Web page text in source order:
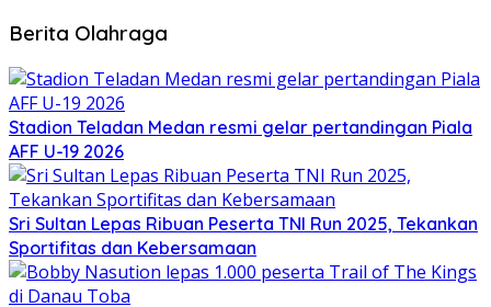
Berita Olahraga
Stadion Teladan Medan resmi gelar pertandingan Piala
AFF U-19 2026
Sri Sultan Lepas Ribuan Peserta TNI Run 2025, Tekankan
Sportifitas dan Kebersamaan